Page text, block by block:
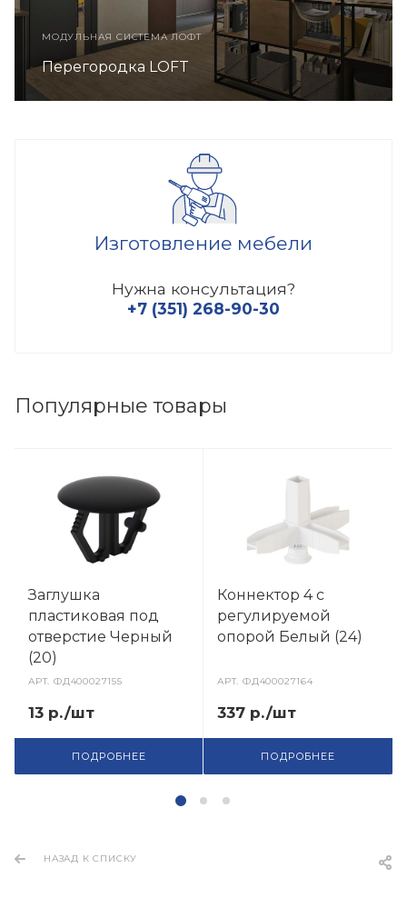
МОДУЛЬНАЯ СИСТЕМА ЛОФТ
Этажерка LOFT
Изготовление мебели
Нужна консультация?
+7 (351) 268-90-30
Популярные товары
Заглушка
пластиковая под
отверстие Черный
(20)
АРТ.ФД400027155
13 р./шт
ПОДРОБНЕЕ
Коннектор 4 с
регулируемой
опорой Белый (24)
АРТ.ФД400027164
337 р./шт
ПОДРОБНЕЕ
НАЗАД К СПИСКУ